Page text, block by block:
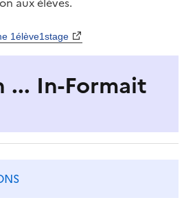
1élève1stage
... In-Formait